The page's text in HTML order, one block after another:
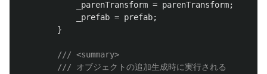
_parenTransform = parenTransform;
_prefab = prefab;
}
/// <summary>
/// オブジェクトの追加生成時に実行される